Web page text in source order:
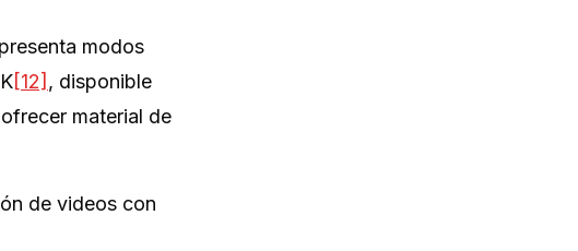
modos
[12] , disponible
material de
de videos con